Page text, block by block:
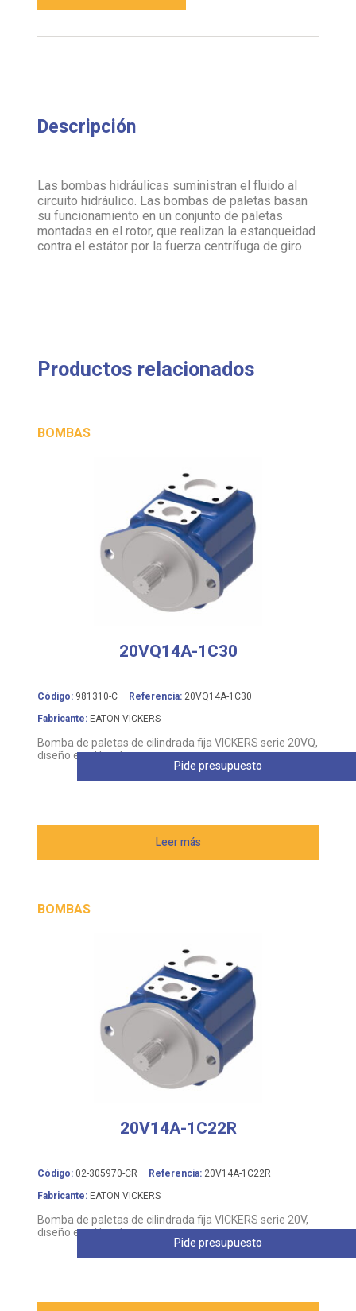
Descripción
Las bombas hidráulicas suministran el fluido al
circuito hidráulico. Las bombas de paletas basan
su funcionamiento en un conjunto de paletas
montadas en el rotor, que realizan la estanqueidad
contra el estátor por la fuerza centrífuga de giro
Productos relacionados
BOMBAS
20VQ14A-1C30
Código: 981310-C Referencia: 20VQ14A-1C30
Fabricante: EATON VICKERS
Bomba de paletas de cilindrada fija VICKERS serie 20VQ,
diseño equilibrado
Leer más
Pide presupuesto
BOMBAS
20V14A-1C22R
Código: 02-305970-CR Referencia: 20V14A-1C22R
Fabricante: EATON VICKERS
Bomba de paletas de cilindrada fija VICKERS serie 20V,
diseño equilibrado
Pide presupuesto